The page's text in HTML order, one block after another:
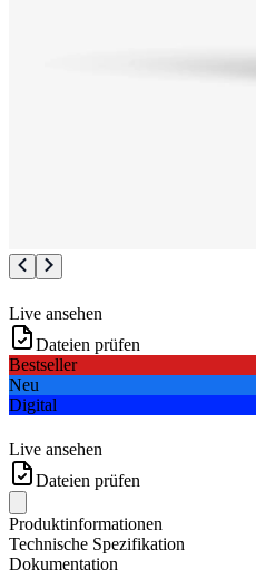
Live ansehen
Dateien prüfen
Bestseller
Neu
Digital
Live ansehen
Dateien prüfen
Produktinformationen
Technische Spezifikation
Dokumentation